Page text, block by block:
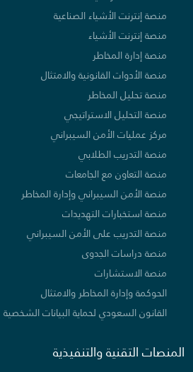
منصة إنترنت الأشياء الصناعية
منصة إنترنت الأشياء
منصة إدارة المخاطر
منصة الأدوات القانونية والامتثال
منصة تحليل المخاطر
منصة التحليل الاستراتيجي
مركز عمليات الأمن السيبراني
منصة التدريب الطلابي
منصة التعاون مع الجامعات
منصة الأمن السيبراني وإدارة المخاطر
منصة استخبارات التهديدات
منصة التدريب على الأمن السيبراني
منصة دراسات الجدوى
منصة الاستشارات
الحوكمة وإدارة المخاطر والامتثال
القانون السعودي لحماية البيانات الشخصية
المنصات التقنية والتنفيذية